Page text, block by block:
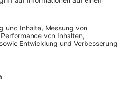
Änderungen des
weiter auf den
Rhein-Erft-Kreises
sich Wesseling um sich selber
Bürgermeister Erwin Esser.
jetzt auch für Trauerfeiern. Für
dürfen ab sofort maximal 35